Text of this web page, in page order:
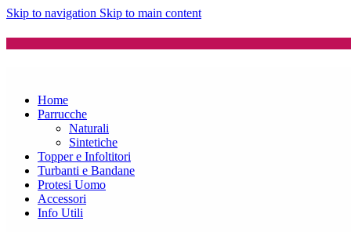
Skip to navigation Skip to main content
Home
Parrucche
Naturali
Sintetiche
Topper e Infoltitori
Turbanti e Bandane
Protesi Uomo
Accessori
Info Utili